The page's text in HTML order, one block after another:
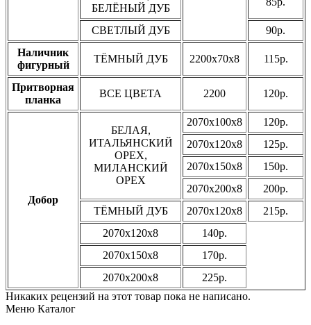
БЕЛЁНЫЙ ДУБ
СВЕТЛЫЙ ДУБ
90р.
Наличник
фигурный
ТЁМНЫЙ ДУБ 2200х70х8 115р.
Притворная
планка
ВСЕ ЦВЕТА 2200 120р.
Добор
БЕЛАЯ,
ИТАЛЬЯНСКИЙ
ОРЕХ,
МИЛАНСКИЙ
ОРЕХ
2070х100х8
120р.
2070х120х8
125р.
2070х150х8
150р.
2070х200х8
200р.
ТЁМНЫЙ ДУБ
2070х120х8
215р.
2070х120х8
140р.
2070х150х8
170р.
2070х200х8
225р.
Никаких рецензий на этот товар пока не написано.
Меню Каталог